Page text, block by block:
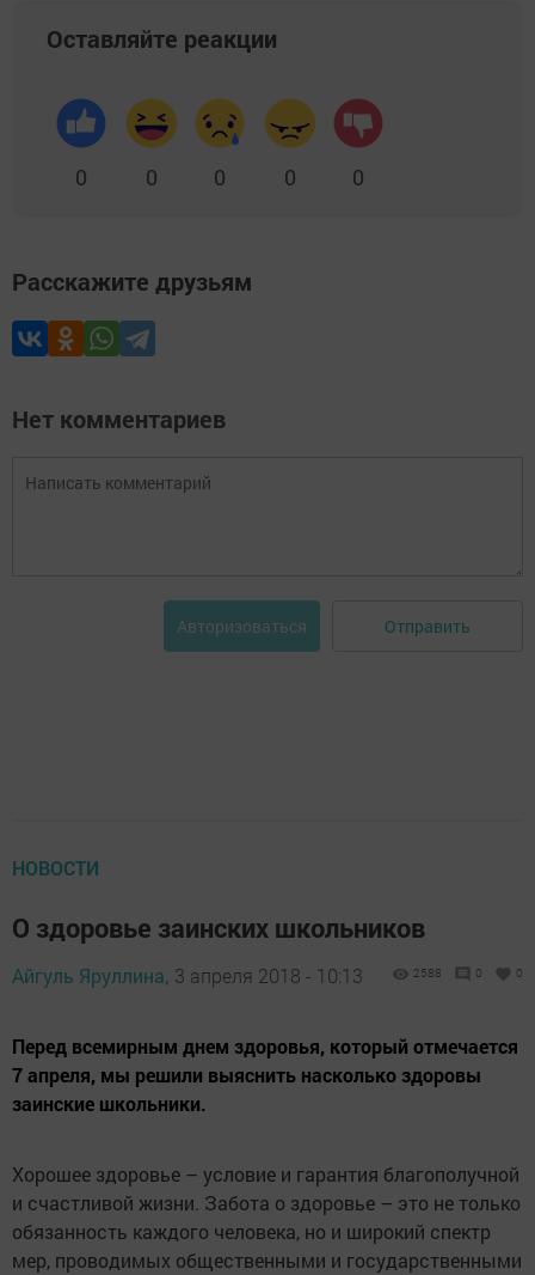
Оставляйте реакции
0 0 0 0 0
Расскажите друзьям
Нет комментариев
Авторизоваться Отправить
НОВОСТИ
О здоровье заинских школьников
Айгуль Яруллина, 3 апреля 2018 - 10:13 2588 0 0
Перед всемирным днем здоровья, который отмечается
7 апреля, мы решили выяснить насколько здоровы
заинские школьники.
Хорошее здоровье – условие и гарантия благополучной
и счастливой жизни. Забота о здоровье – это не только
обязанность каждого человека, но и широкий спектр
мер, проводимых общественными и государственными